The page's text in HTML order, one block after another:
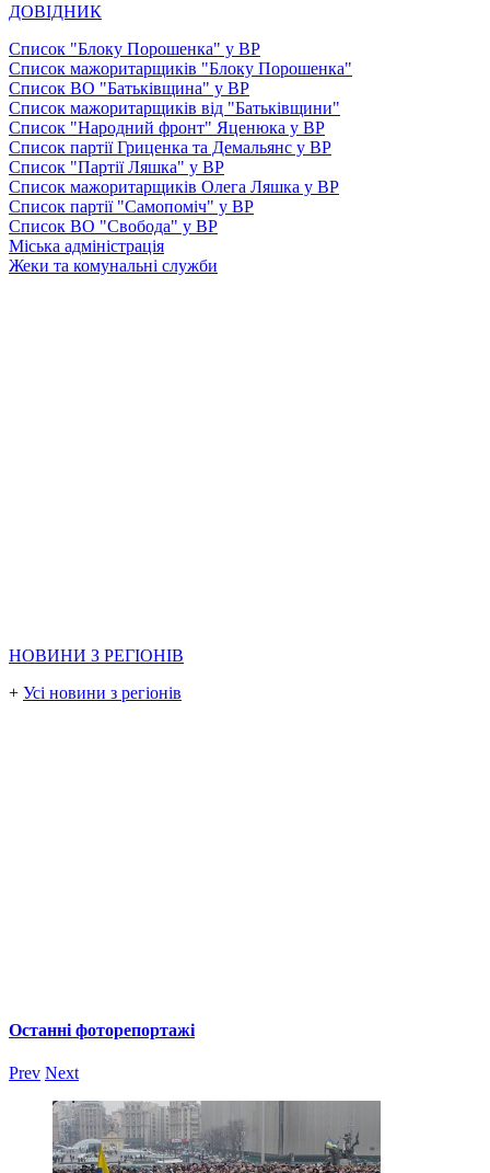
ДОВІДНИК
Список "Блоку Порошенка" у ВР
Список мажоритарщиків "Блоку Порошенка"
Список ВО "Батьківщина" у ВР
Список мажоритарщиків від "Батьківщини"
Список "Народний фронт" Яценюка у ВР
Список партії Гриценка та Демальянс у ВР
Список "Партії Ляшка" у ВР
Список мажоритарщиків Олега Ляшка у ВР
Список партії "Самопоміч" у ВР
Список ВО "Свобода" у ВР
Міська адміністрація
Жеки та комунальні служби
НОВИНИ З РЕГІОНІВ
+ Усі новини з регіонів
Останні фоторепортажі
Prev Next